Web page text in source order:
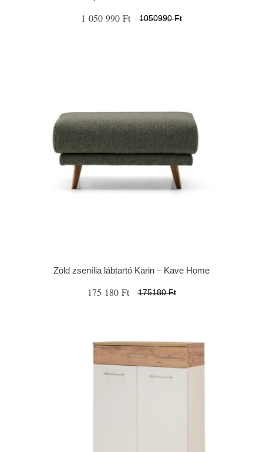
1 050 990 Ft 1050990 Ft
Zöld zsenília lábtartó Karin – Kave Home
175 180 Ft 175180 Ft